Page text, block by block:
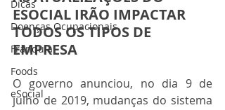
Dicas
Doenças Ocupacionais
Franquia
Foods
eSocial
ESOCIAL IRÃO IMPACTAR
TODOS OS TIPOS DE
EMPRESA
O governo anunciou, no dia 9 de
julho de 2019, mudanças do sistema